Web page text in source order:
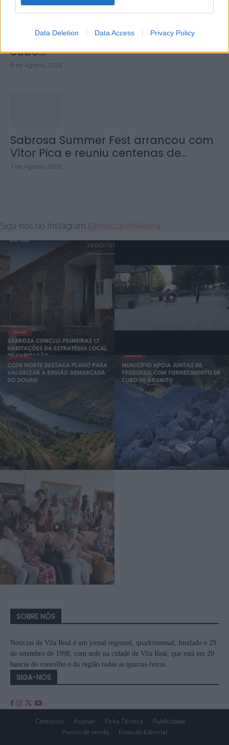
Data Deletion Data Access Privacy Policy
Município de Sabrosa apoia juntas
de freguesia com fornecimento de
cubo...
8 de Agosto, 2026
Sabrosa Summer Fest arrancou com
Vítor Pica e reuniu centenas de...
7 de Agosto, 2026
Siga-nos no Instagram @noticiasdevilareal
SOBRE NÓS
Notícias de Vila Real é um jornal regional, quadrimensal, fundado e 29
de setembro de 1998, com sede na cidade de Vila Real, que está em 20
bancas do concelho e da região todas as quartas-feiras.
SIGA-NOS
Contactos Assinar Ficha Técnica
Publicidade
Pontos de venda
Estatuto Editorial